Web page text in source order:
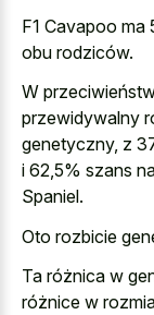
F1 Cavapoo
obu rodziców.
W
przewidywalny
genetyczny, z
i 62,5% szans
Spaniel.
Oto rozbicie
Ta różnica w
różnice w